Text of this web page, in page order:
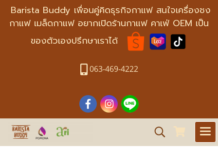
Barista Buddy เพื่อนคู่คิดธุรกิจกาแฟ สนใจเครื่องชง
กาแฟ เมล็ดกาแฟ อยากเปิดร้านกาแฟ คาเฟ่ OEM เป็น
ของตัวเองปรึกษาเราได้
063-469-4222